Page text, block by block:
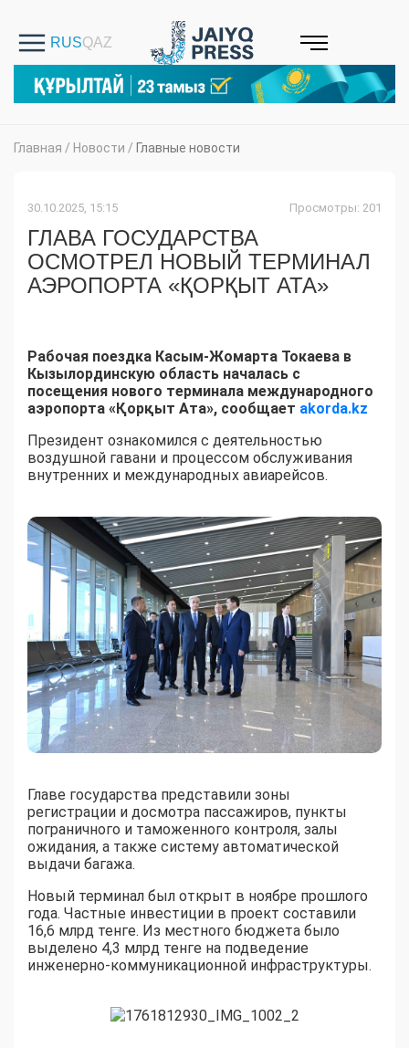
Главная / Новости / Главные новости
30.10.2025, 15:15 Просмотры: 201
ГЛАВА ГОСУДАРСТВА
ОСМОТРЕЛ НОВЫЙ ТЕРМИНАЛ
АЭРОПОРТА «ҚОРҚЫТ АТА»
Рабочая поездка Касым-Жомарта Токаева в
Кызылординскую область началась с
посещения нового терминала международного
аэропорта «Қорқыт Ата», сообщает akorda.kz
Президент ознакомился с деятельностью
воздушной гавани и процессом обслуживания
внутренних и международных авиарейсов.
Главе государства представили зоны
регистрации и досмотра пассажиров, пункты
пограничного и таможенного контроля, залы
ожидания, а также систему автоматической
выдачи багажа.
Новый терминал был открыт в ноябре прошлого
года. Частные инвестиции в проект составили
16,6 млрд тенге. Из местного бюджета было
выделено 4,3 млрд тенге на подведение
инженерно-коммуникационной инфраструктуры.